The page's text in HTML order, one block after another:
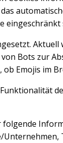
eingeschränkt
von Bots zur
Emojis im
folgende